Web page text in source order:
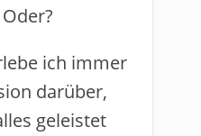
ich immer
darüber,
geleistet